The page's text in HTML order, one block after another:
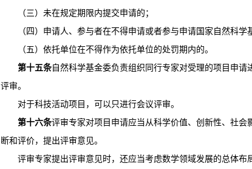
（三）未在规定期限内提交申请的；
（四）申请人、参与者在不得申请或者参与申请国家自然科学
（五）依托单位在不得作为依托单位的处罚期内的。
第十五条 自然科学基金委负责组织同行专家对受理的项目申
评审。
对于科技活动项目，可以只进行会议评审。
第十六条评审专家对项目申请应当从科学价值、创新性、社会
断和评价，提出评审意见。
评审专家提出评审意见时，还应当考虑数学领域发展的总体布